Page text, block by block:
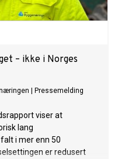
– ikke i Norges
Pressemelding
viser at
lang
i mer enn 50
er redusert